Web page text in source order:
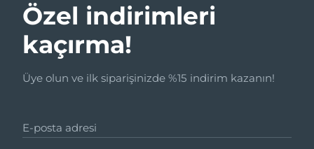
Özel indirimleri
kaçırma!
Üye olun ve ilk siparişinizde %15 indirim kazanın!
E-posta adresi